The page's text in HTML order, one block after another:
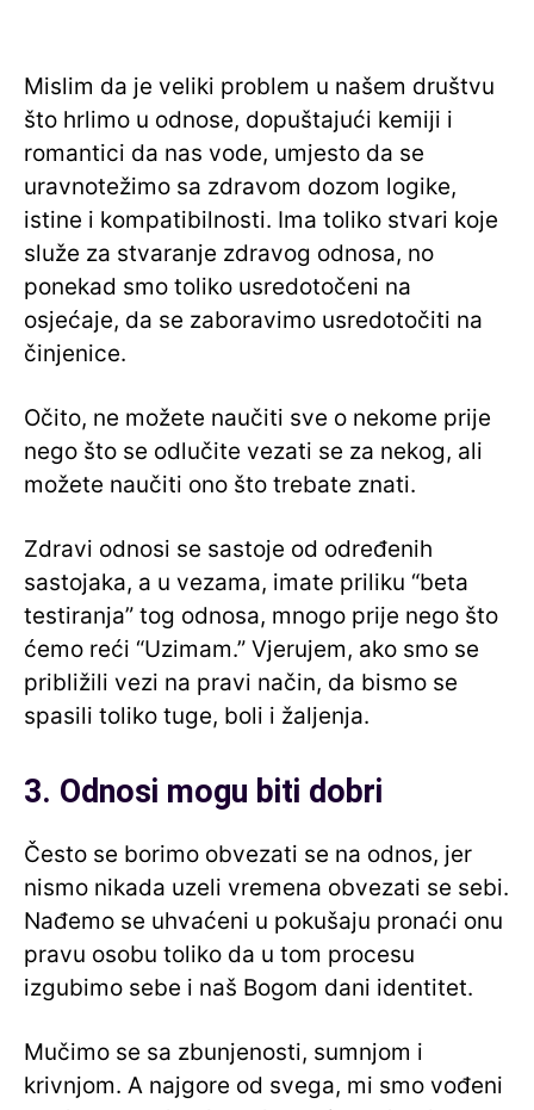
Mislim da je veliki problem u našem društvu
što hrlimo u odnose, dopuštajući kemiji i
romantici da nas vode, umjesto da se
uravnotežimo sa zdravom dozom logike,
istine i kompatibilnosti. Ima toliko stvari koje
služe za stvaranje zdravog odnosa, no
ponekad smo toliko usredotočeni na
osjećaje, da se zaboravimo usredotočiti na
činjenice.
Očito, ne možete naučiti sve o nekome prije
nego što se odlučite vezati se za nekog, ali
možete naučiti ono što trebate znati.
Zdravi odnosi se sastoje od određenih
sastojaka, a u vezama, imate priliku “beta
testiranja” tog odnosa, mnogo prije nego što
ćemo reći “Uzimam.” Vjerujem, ako smo se
približili vezi na pravi način, da bismo se
spasili toliko tuge, boli i žaljenja.
3. Odnosi mogu biti dobri
Često se borimo obvezati se na odnos, jer
nismo nikada uzeli vremena obvezati se sebi.
Nađemo se uhvaćeni u pokušaju pronaći onu
pravu osobu toliko da u tom procesu
izgubimo sebe i naš Bogom dani identitet.
Mučimo se sa zbunjenosti, sumnjom i
krivnjom. A najgore od svega, mi smo vođeni